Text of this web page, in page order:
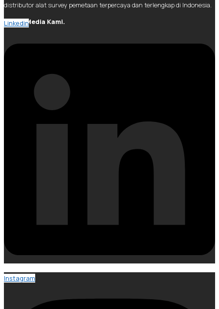
distributor alat survey pemetaan terpercaya dan terlengkap di Indonesia.
Social Media Kami.
Linkedin
Instagram